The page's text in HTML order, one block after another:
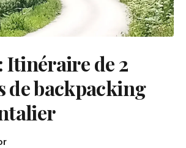
Itinéraire de 2
de backpacking